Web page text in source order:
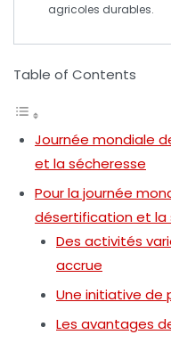
agricoles durables.
Table of Contents
Journée mondiale
et la sécheresse
Pour la journée
désertification et la
Des activités
accrue
Une initiative de
Les avantages